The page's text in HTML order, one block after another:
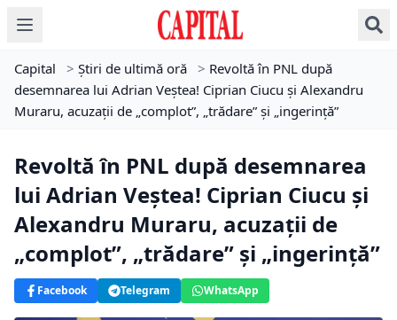
Capital > Știri de ultimă oră > Revoltă în PNL după
desemnarea lui Adrian Veștea! Ciprian Ciucu și Alexandru
Muraru, acuzații de „complot”, „trădare” și „ingerință”
Revoltă în PNL după desemnarea
lui Adrian Veștea! Ciprian Ciucu și
Alexandru Muraru, acuzații de
„complot”, „trădare” și „ingerință”
Facebook Telegram WhatsApp